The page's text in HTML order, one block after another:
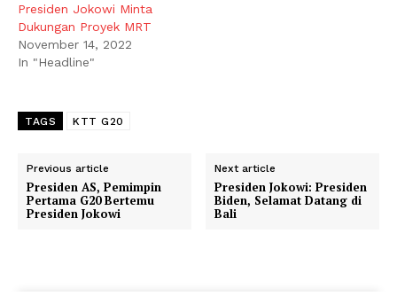
Presiden Jokowi Minta
Dukungan Proyek MRT
November 14, 2022
In "Headline"
TAGS KTT G20
Previous article
Presiden AS, Pemimpin
Pertama G20 Bertemu
Presiden Jokowi
Next article
Presiden Jokowi: Presiden
Biden, Selamat Datang di
Bali